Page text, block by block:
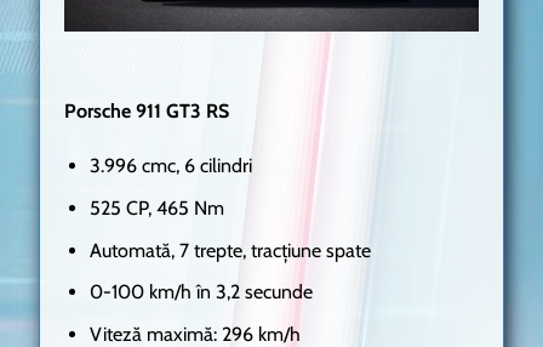
Porsche 911 GT3 RS
3.996 cmc, 6 cilindri
525 CP, 465 Nm
Automată, 7 trepte, tracțiune spate
0-100 km/h în 3,2 secunde
Viteză maximă: 296 km/h